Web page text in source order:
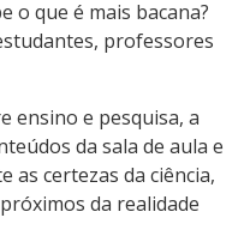
o que é mais bacana?
professores
ensino e pesquisa, a
da sala de aula e
as certezas da ciência,
da realidade